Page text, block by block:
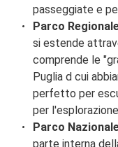
passeggiate e
Parco
si estende
comprende le
Puglia d cui
perfetto per
per
Parco
parte interna